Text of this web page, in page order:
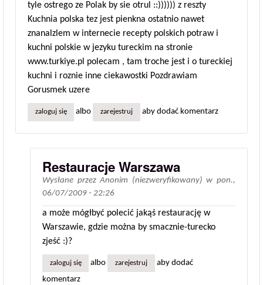
tyle ostrego ze Polak by sie otrul ::)))))) z reszty
Kuchnia polska tez jest pienkna ostatnio nawet
znanalzlem w internecie recepty polskich potraw i
kuchni polskie w jezyku tureckim na stronie
www.turkiye.pl polecam , tam troche jest i o tureckiej
kuchni i roznie inne ciekawostki Pozdrawiam
Gorusmek uzere
zaloguj się albo zarejestruj aby dodać komentarz
Restauracje Warszawa
Wysłane przezAnonim (niezweryfikowany) wpon.,
06/07/2009 - 22:26
a może mógłbyć polecić jakąś restaurację w
Warszawie, gdzie można by smacznie-turecko
zjeść :)?
zaloguj się albo zarejestruj
aby dodać
komentarz